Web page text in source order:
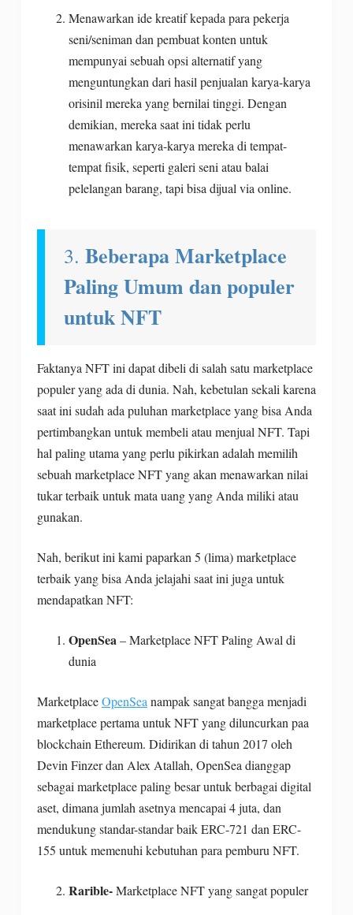
Menawarkan ide kreatif kepada para pekerja
seni/seniman dan pembuat konten untuk
mempunyai sebuah opsi alternatif yang
menguntungkan dari hasil penjualan karya-karya
orisinil mereka yang bernilai tinggi. Dengan
demikian, mereka saat ini tidak perlu
menawarkan karya-karya mereka di tempat-
tempat fisik, seperti galeri seni atau balai
pelelangan barang, tapi bisa dijual via online.
3. Beberapa Marketplace
Paling Umum dan populer
untuk NFT
Faktanya NFT ini dapat dibeli di salah satu marketplace
populer yang ada di dunia. Nah, kebetulan sekali karena
saat ini sudah ada puluhan marketplace yang bisa Anda
pertimbangkan untuk membeli atau menjual NFT. Tapi
hal paling utama yang perlu pikirkan adalah memilih
sebuah marketplace NFT yang akan menawarkan nilai
tukar terbaik untuk mata uang yang Anda miliki atau
gunakan.
Nah, berikut ini kami paparkan 5 (lima) marketplace
terbaik yang bisa Anda jelajahi saat ini juga untuk
mendapatkan NFT:
OpenSea– Marketplace NFT Paling Awal di
dunia
MarketplaceOpenSeanampak sangat bangga menjadi
marketplace pertama untuk NFT yang diluncurkan paa
blockchain Ethereum. Didirikan di tahun 2017 oleh
Devin Finzer dan Alex Atallah, OpenSea dianggap
sebagai marketplace paling besar untuk berbagai digital
aset, dimana jumlah asetnya mencapai 4 juta, dan
mendukung standar-standar baik ERC-721 dan ERC-
155 untuk memenuhi kebutuhan para pemburu NFT.
Rarible-Marketplace NFT yang sangat populer